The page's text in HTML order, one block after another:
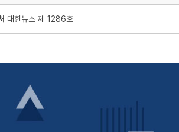
대한뉴스 제 1286호